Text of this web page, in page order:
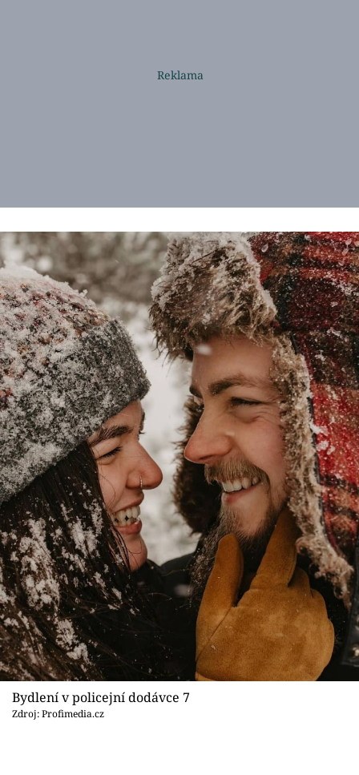
Bydlení v policejní dodávce 7
Zdroj: Profimedia.cz